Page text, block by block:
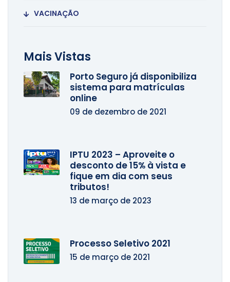
VACINAÇÃO
Mais Vistas
Porto Seguro já disponibiliza
sistema para matrículas
online
09 de dezembro de 2021
IPTU 2023 – Aproveite o
desconto de 15% à vista e
fique em dia com seus
tributos!
13 de março de 2023
Processo Seletivo 2021
15 de março de 2021